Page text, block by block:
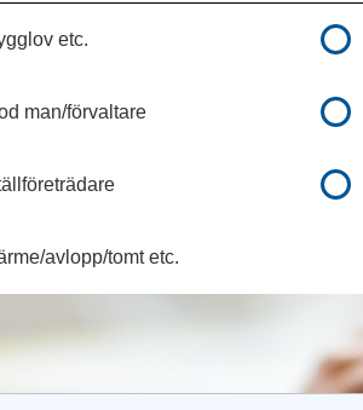
etc.
man/förvaltare
avlopp/tomt etc.